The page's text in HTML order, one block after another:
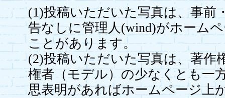
(1)投稿いただいた写真は、事前
告なしに管理人(wind)がホーム
ことがあります。
(2)投稿いただいた写真は、著作
権者（モデル）の少なくとも一
思表明があればホームページ上